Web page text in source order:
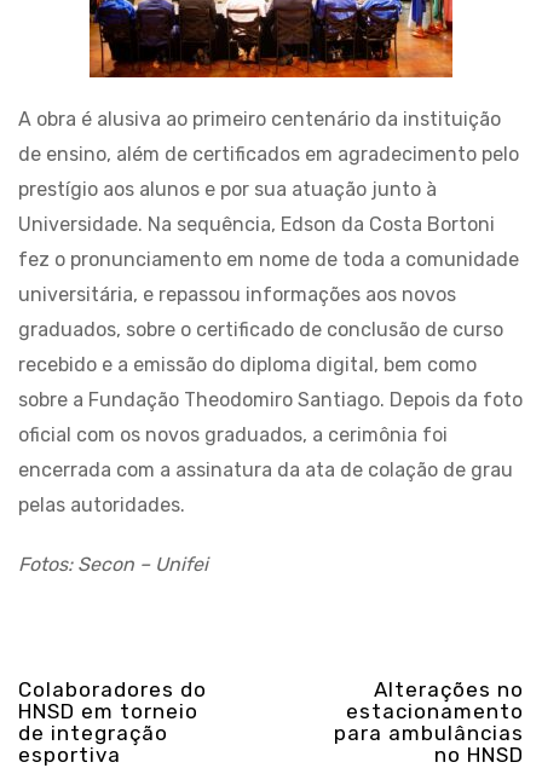
A obra é alusiva ao primeiro centenário da instituição
de ensino, além de certificados em agradecimento pelo
prestígio aos alunos e por sua atuação junto à
Universidade. Na sequência, Edson da Costa Bortoni
fez o pronunciamento em nome de toda a comunidade
universitária, e repassou informações aos novos
graduados, sobre o certificado de conclusão de curso
recebido e a emissão do diploma digital, bem como
sobre a Fundação Theodomiro Santiago. Depois da foto
oficial com os novos graduados, a cerimônia foi
encerrada com a assinatura da ata de colação de grau
pelas autoridades.
Fotos: Secon – Unifei
Colaboradores do
HNSD em torneio
de integração
esportiva
Alterações no
estacionamento
para ambulâncias
no HNSD